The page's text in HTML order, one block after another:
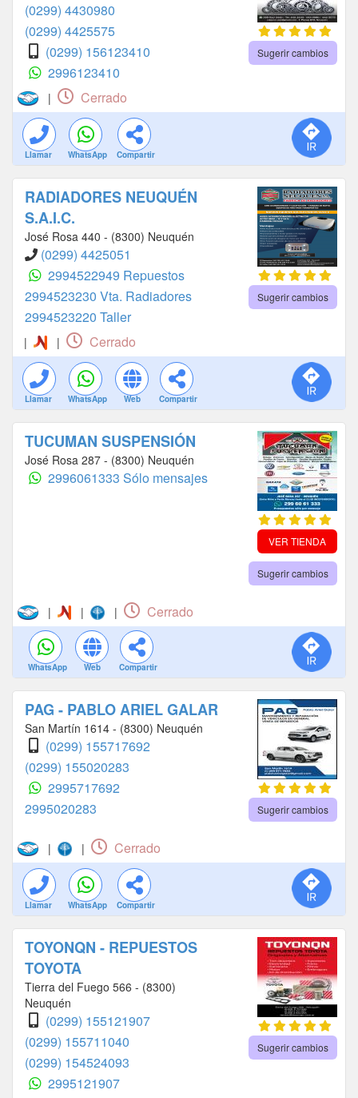
(0299) 4430980
(0299) 4425575
(0299) 156123410
2996123410
Sugerir cambios
| Cerrado
Llamar WhatsApp Compartir
RADIADORES NEUQUÉN
S.A.I.C.
José Rosa 440 - (8300) Neuquén
(0299) 4425051
2994522949 Repuestos
2994523230 Vta. Radiadores
2994523220 Taller
Sugerir cambios
| | Cerrado
Llamar WhatsApp Web Compartir
TUCUMAN SUSPENSIÓN
José Rosa 287 - (8300) Neuquén
2996061333 Sólo mensajes
VER TIENDA
Sugerir cambios
| | | Cerrado
WhatsApp Web Compartir
PAG - PABLO ARIEL GALAR
San Martín 1614 - (8300) Neuquén
(0299) 155717692
(0299) 155020283
2995717692
2995020283
Sugerir cambios
| | Cerrado
Llamar WhatsApp Compartir
TOYONQN - REPUESTOS
TOYOTA
Tierra del Fuego 566 - (8300)
Neuquén
(0299) 155121907
(0299) 155711040
(0299) 154524093
2995121907
Sugerir cambios